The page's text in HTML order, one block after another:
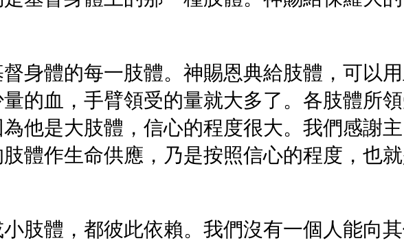
身體的每一肢體。神賜恩典給肢體，可以
的血，手臂領受的量就大多了。各肢體所
他是大肢體，信心的程度很大。我們感謝
體作生命供應，乃是按照信心的程度，也就
肢體，都彼此依賴。我們沒有一個人能向